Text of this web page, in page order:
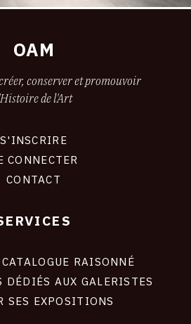
OAM
conserver et promouvoir
de l'Art
S'INSCRIRE
CONNECTER
CONTACT
RAISONNÉ
DÉDIÉS AUX GALERISTES
SES EXPOSITIONS